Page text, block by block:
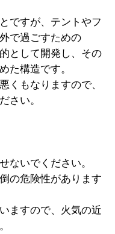
ですが、テントやフ
で過ごすための
として開発し、その
た構造です。
くもなりますので、
さい。
ないでください。
の危険性があります
ますので、火気の近